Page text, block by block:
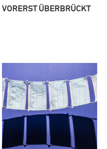
VORERST ÜBERBRÜCKT